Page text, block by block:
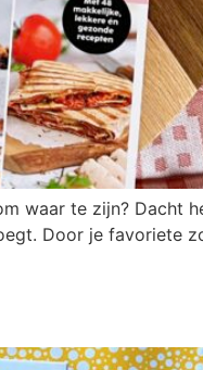
waar te zijn? Dacht
Door je favoriete